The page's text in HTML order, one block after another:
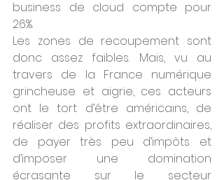
business de cloud compte pour
26%.
Les zones de recoupement sont
donc assez faibles. Mais, vu au
travers de la France numérique
grincheuse et aigrie, ces acteurs
ont le tort d’être américains, de
réaliser des profits extraordinaires,
de payer très peu d’impôts et
d’imposer une domination
écrasante sur le secteur